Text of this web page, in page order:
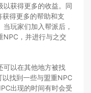
以获得更多的收益。同
得更多的帮助和支
玩家们加入帮派后，
NPC，并进行与之交
可以在其他地方被找
找到一些与盟重NPC
出现的时间有时会受